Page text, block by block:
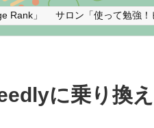
Rank」 サロン「使って勉強！
に乗り換